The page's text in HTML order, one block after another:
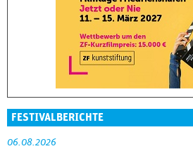
FESTIVALBERICHTE
06.08.2026